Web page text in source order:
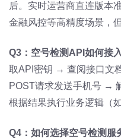
后。实时运营商直连版本
金融风控等高精度场景，
Q3：空号检测API如何接
取API密钥 → 查阅接口文
POST请求发送手机号 →
根据结果执行业务逻辑（
Q4：如何选择空号检测服